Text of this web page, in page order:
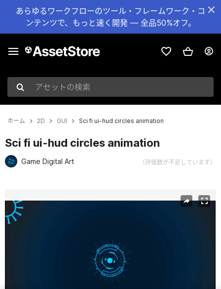
あらゆるワークフローのツール・フレームワーク・コ
ンテンツで、もっと速く開発 — 全品50%オフ。
アセットの検索
ホーム 2D GUI Sci fi ui-hud circles animation
Sci fi ui-hud circles animation
Game Digital Art （評価数が不足しています）